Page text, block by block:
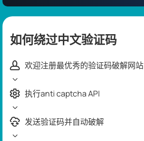
如何绕过中文验证码
欢迎注册最优秀的验证码破解网站
执行anti captcha API
发送验证码并自动破解